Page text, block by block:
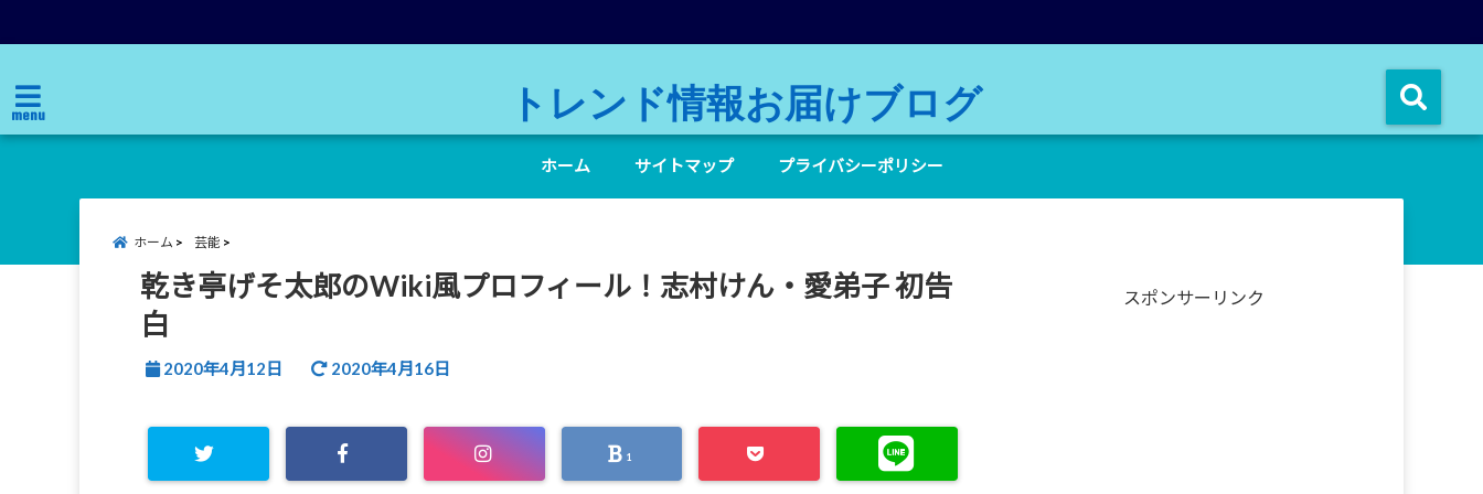
menu トレンド情報お届けブログ
ホーム サイトマップ プライバシーポリシー
ホーム 芸能
乾き亭げそ太郎のWiki風プロフィール！志村けん・愛弟子 初告
白
2020年4月12日 2020年4月16日
1
スポンサーリンク